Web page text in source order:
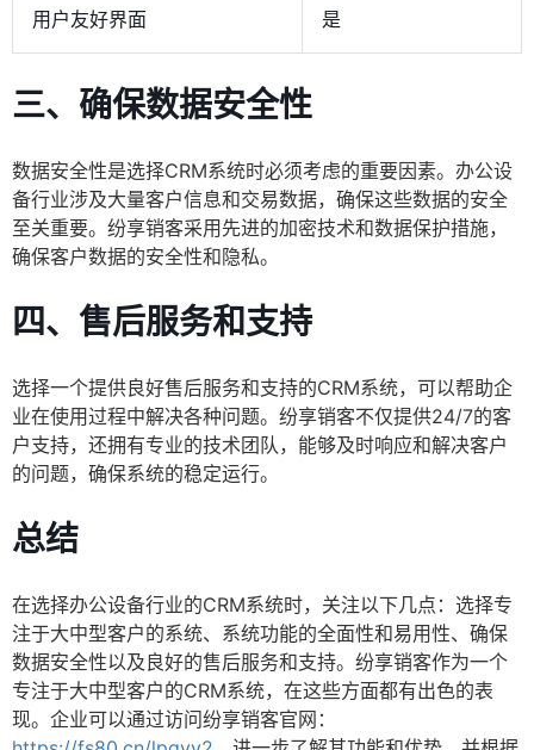
用户友好界面 是
三、确保数据安全性
数据安全性是选择CRM系统时必须考虑的重要因素。办公设
备行业涉及大量客户信息和交易数据，确保这些数据的安全
至关重要。纷享销客采用先进的加密技术和数据保护措施，
确保客户数据的安全性和隐私。
四、售后服务和支持
选择一个提供良好售后服务和支持的CRM系统，可以帮助企
业在使用过程中解决各种问题。纷享销客不仅提供24/7的客
户支持，还拥有专业的技术团队，能够及时响应和解决客户
的问题，确保系统的稳定运行。
总结
在选择办公设备行业的CRM系统时，关注以下几点：选择专
注于大中型客户的系统、系统功能的全面性和易用性、确保
数据安全性以及良好的售后服务和支持。纷享销客作为一个
专注于大中型客户的CRM系统，在这些方面都有出色的表
现。企业可以通过访问纷享销客官网：